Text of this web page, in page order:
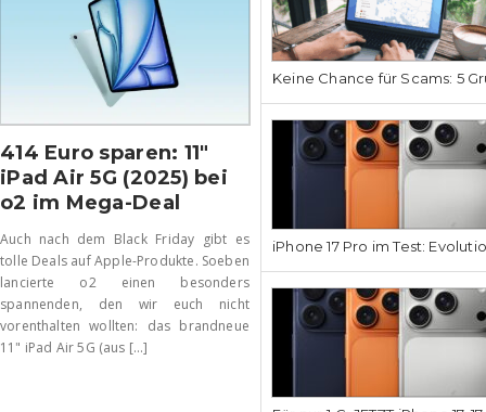
414 Euro sparen: 11″
iPad Air 5G (2025) bei
o2 im Mega-Deal
Auch nach dem Black Friday gibt es
tolle Deals auf Apple-Produkte. Soeben
lancierte o2 einen besonders
spannenden, den wir euch nicht
vorenthalten wollten: das brandneue
11" iPad Air 5G (aus [...]
Keine Chance für Scams: 5
iPhone 17 Pro im Test: